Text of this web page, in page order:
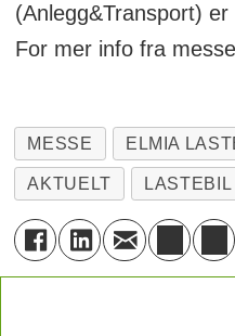
(Anlegg&Transport)
For mer info fra
MESSE ELMIA
AKTUELT LASTEBIL